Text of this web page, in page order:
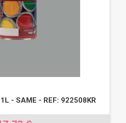
- SAME - REF: 922508KR